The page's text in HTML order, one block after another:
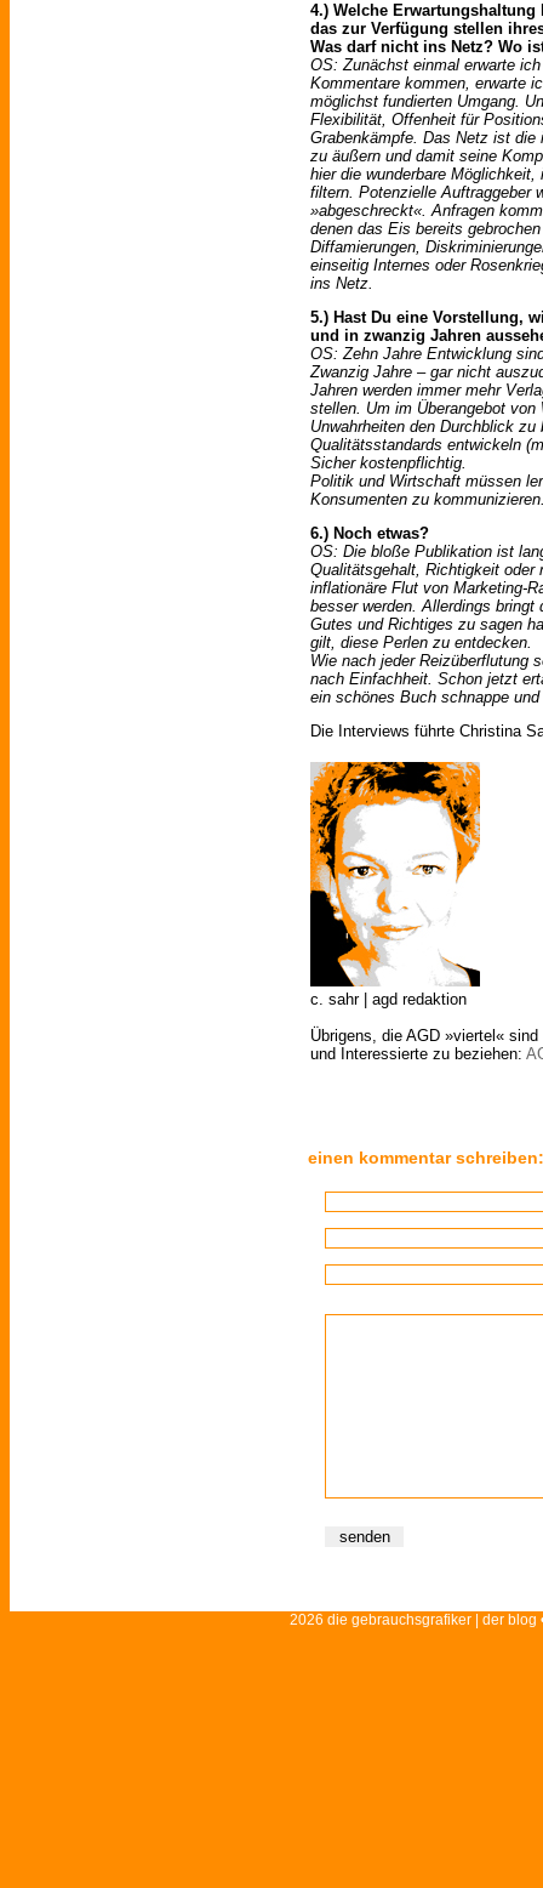
4.) Welche
das zur Verfügung stellen
Was darf nicht ins Netz? Wo
OS: Zunächst einmal erwarte
Kommentare kommen, erwarte
möglichst fundierten Umgang.
Flexibilität, Offenheit für
Grabenkämpfe. Das Netz ist
zu äußern und damit seine
hier die wunderbare
filtern. Potenzielle Auftraggeber
»abgeschreckt«. Anfragen
denen das Eis bereits
Diffamierungen,
einseitig Internes oder
ins Netz.
5.) Hast Du eine Vorstellung,
und in zwanzig Jahren
OS: Zehn Jahre Entwicklung
Zwanzig Jahre – gar nicht
Jahren werden immer mehr
stellen. Um im Überangebot von
Unwahrheiten den Durchblick
Qualitätsstandards entwickeln
Sicher kostenpflichtig.
Politik und Wirtschaft müssen
Konsumenten zu
6.) Noch etwas?
OS: Die bloße Publikation ist
Qualitätsgehalt, Richtigkeit oder
inflationäre Flut von Marketing-
besser werden. Allerdings
Gutes und Richtiges zu sagen
gilt, diese Perlen zu entdecken.
Wie nach jeder Reizüberflutung
nach Einfachheit. Schon jetzt
ein schönes Buch schnappe
Die Interviews führte Christina
c. sahr | agd redaktion
Übrigens, die AGD »viertel«
und Interessierte zu beziehen:
einen kommentar schreiben:
2026 die gebrauchsgrafiker | der blog